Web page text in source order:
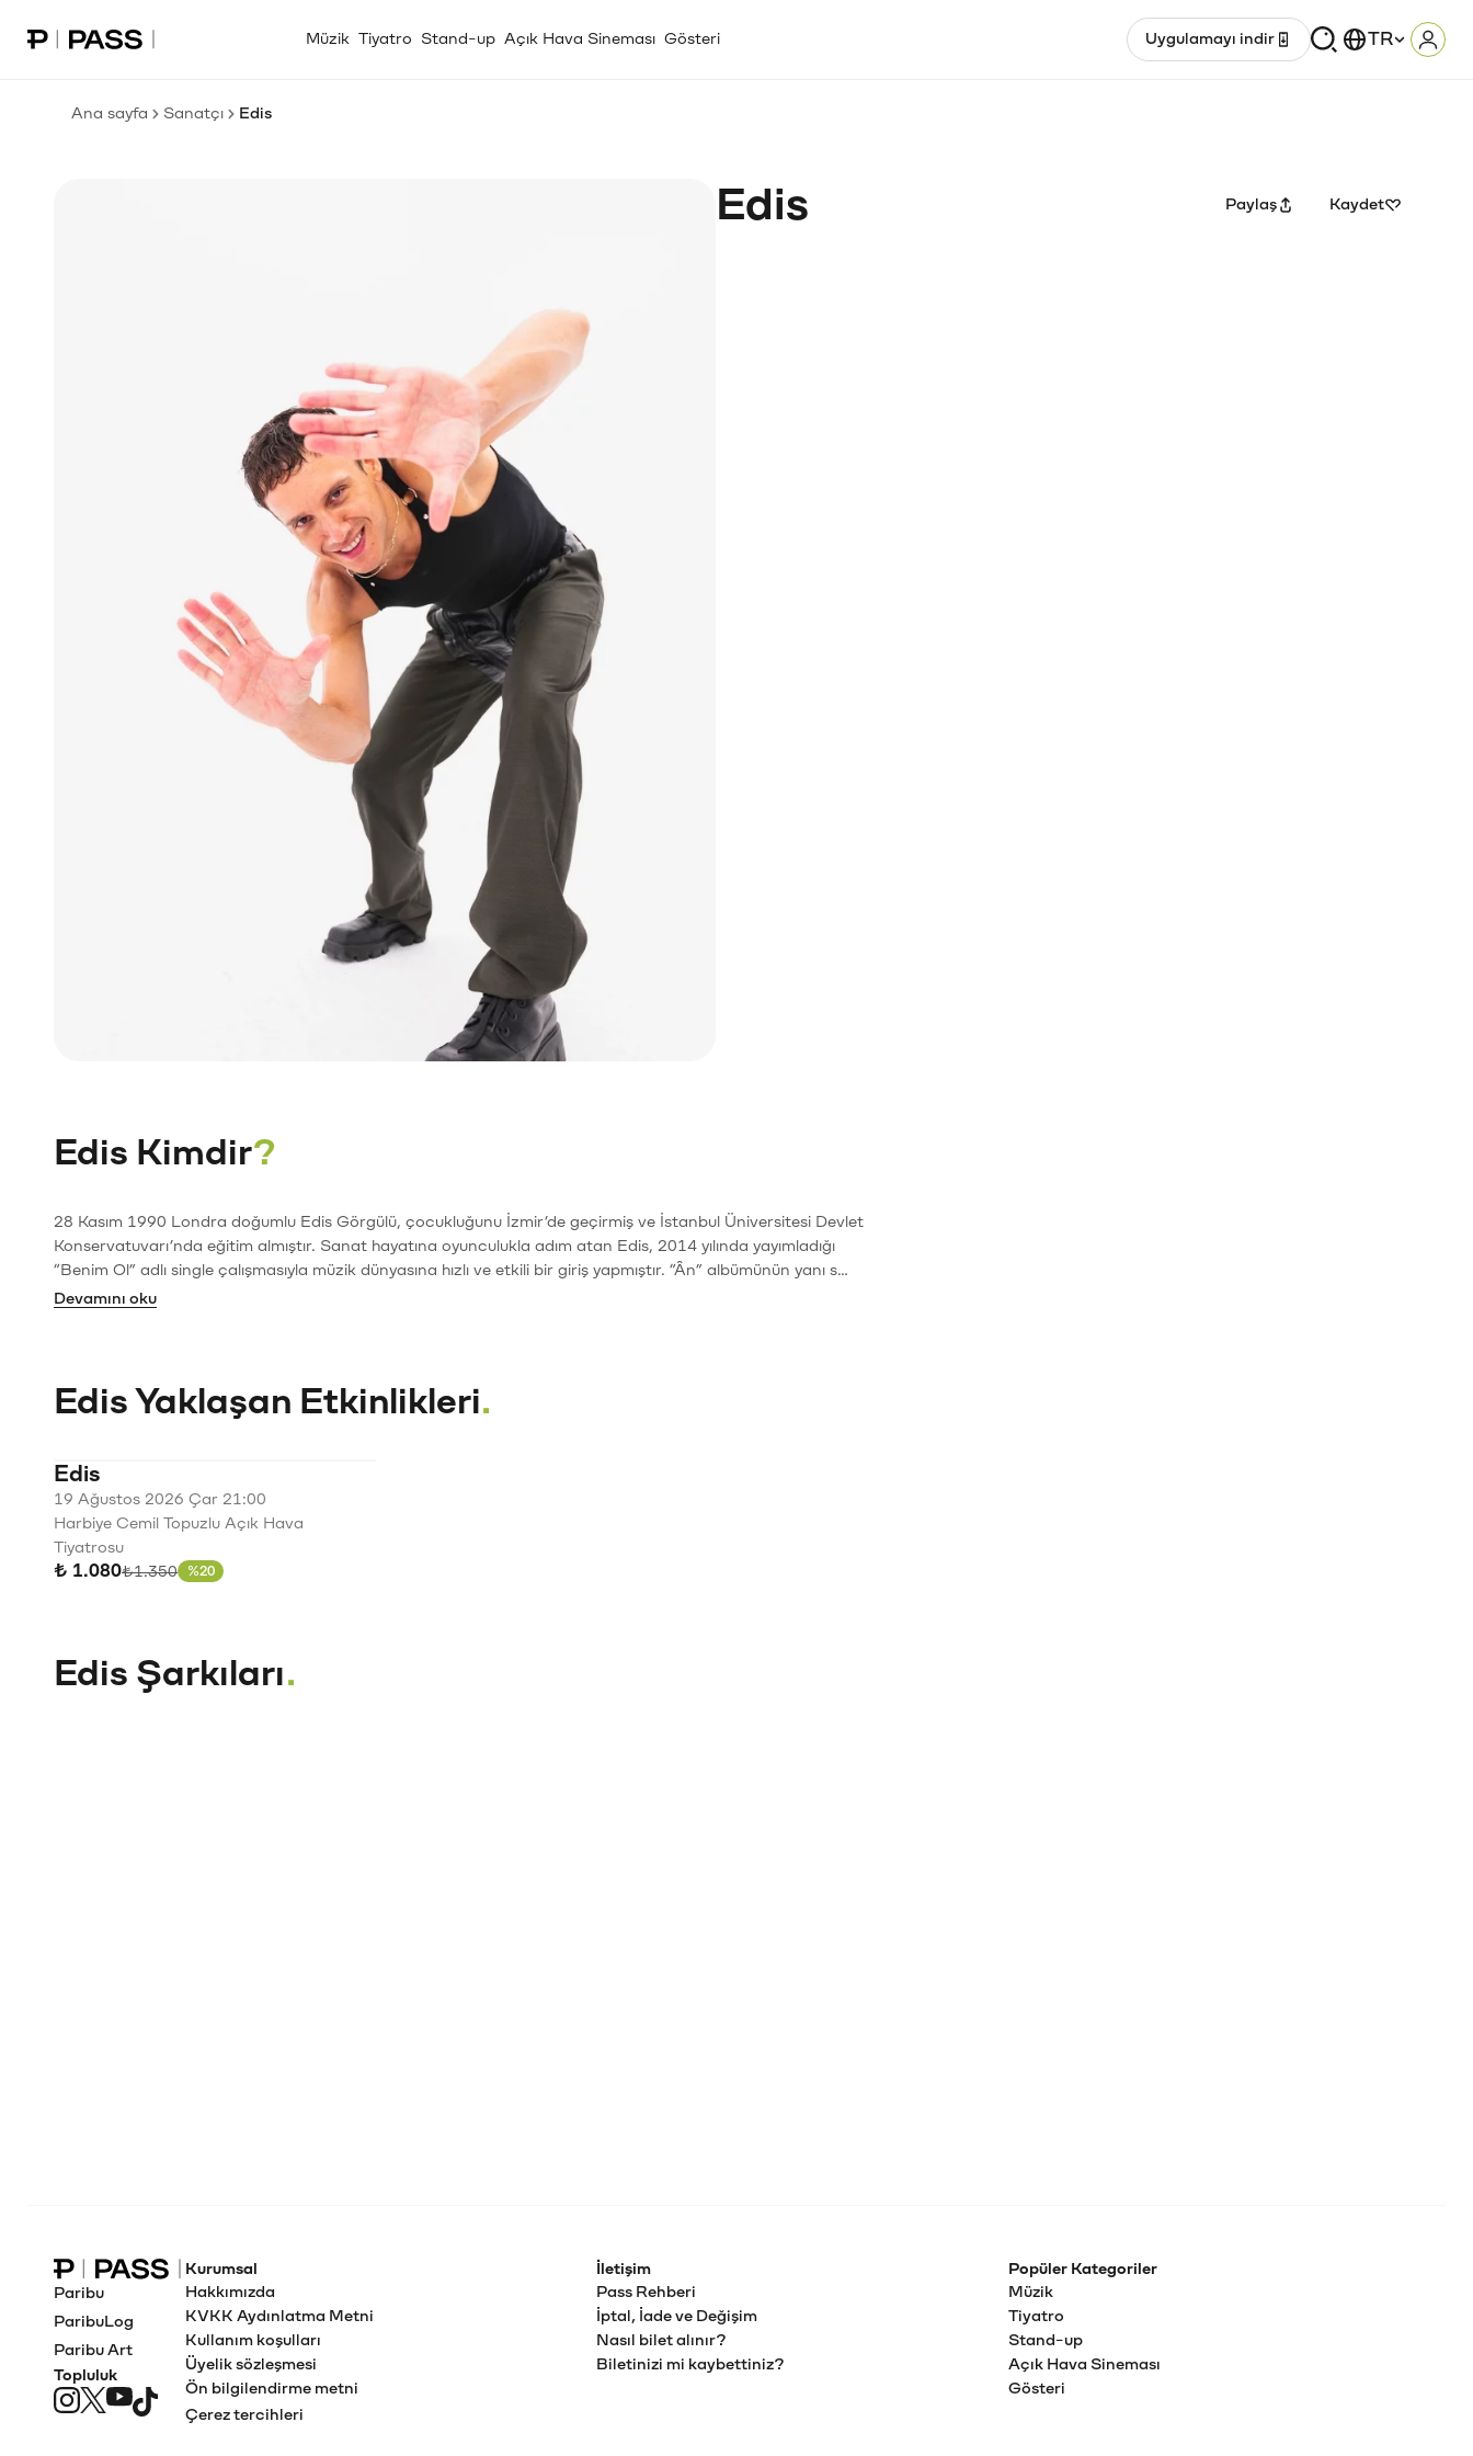
Paribu Pass Ana Sayfa Müzik Tiyatro Stand-up Açık Hava Sineması Gösteri Uygulamayı indir TR Giriş
Ana sayfa Sanatçı Edis
Edis Paylaş Kaydet
Edis Kimdir?
28 Kasım 1990 Londra doğumlu Edis Görgülü, çocukluğunu İzmir’de geçirmiş ve İstanbul Üniversitesi Devlet
Konservatuvarı’nda eğitim almıştır. Sanat hayatına oyunculukla adım atan Edis, 2014 yılında yayımladığı
“Benim Ol” adlı single çalışmasıyla müzik dünyasına hızlı ve etkili bir giriş yapmıştır. “Ân” albümünün yanı s…
Devamını oku
Edis Yaklaşan Etkinlikleri.
Edis
19 Ağustos 2026 Çar 21:00
Harbiye Cemil Topuzlu Açık Hava
Tiyatrosu
₺ 1.080Eski fiyat
₺1.350 İndirim
%20
Edis Şarkıları.
Paribu Pass Ana Sayfa
Paribu
ParibuLog
Paribu Art
Topluluk
Kurumsal
Hakkımızda
KVKK Aydınlatma Metni
Kullanım koşulları
Üyelik sözleşmesi
Ön bilgilendirme metni
Çerez tercihleri
İletişim
Pass Rehberi
İptal, İade ve Değişim
Nasıl bilet alınır?
Biletinizi mi kaybettiniz?
Popüler Kategoriler
Müzik
Tiyatro
Stand-up
Açık Hava Sineması
Gösteri